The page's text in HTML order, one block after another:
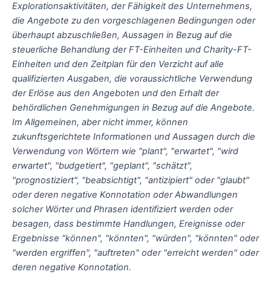
Explorationsaktivitäten, derFähigkeit des Unternehmens,
die Angebote zu den vorgeschlagenen Bedingungen oder
überhaupt abzuschließen, Aussagen in Bezug auf die
steuerliche Behandlung der FT-Einheiten und Charity-FT-
Einheiten und den Zeitplan für den Verzicht auf alle
qualifizierten Ausgaben, die voraussichtliche Verwendung
der Erlöse aus den Angeboten und den Erhalt der
behördlichen Genehmigungen in Bezug auf die Angebote.
Im Allgemeinen, aber nicht immer, können
zukunftsgerichtete Informationen und Aussagen durch die
Verwendung von Wörtern wie "plant", "erwartet", "wird
erwartet", "budgetiert", "geplant", "schätzt",
"prognostiziert", "beabsichtigt", "antizipiert" oder "glaubt"
oder deren negative Konnotation oder Abwandlungen
solcher Wörter und Phrasen identifiziert werden oder
besagen, dass bestimmte Handlungen, Ereignisse oder
Ergebnisse "können", "könnten", "würden", "könnten" oder
"werden ergriffen", "auftreten" oder "erreicht werden" oder
deren negative Konnotation.